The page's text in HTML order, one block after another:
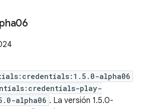
alpha06
play-
alpha06 . La versión 1.5.0-